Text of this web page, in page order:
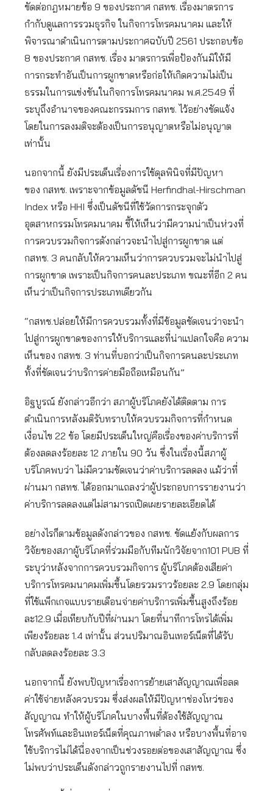
ขัดต่อกฎหมายข้อ 9 ของประกาศ กสทช. เรื่องมาตรการ
กำกับดูแลการรวมธุรกิจ ในกิจการโทรคมนาคม และให้
พิจารณาดำเนินการตามประกาศฉบับปี 2561 ประกอบข้อ
8 ของประกาศ กสทช. เรื่อง มาตรการเพื่อป้องกันมิให้มี
การกระทำอันเป็นการผูกขาดหรือก่อให้เกิดความไม่เป็น
ธรรมในการแข่งขันในกิจการโทรคมนาคม พ.ศ.2549 ที่
ระบุถึงอำนาจของคณะกรรมการ กสทช. ไว้อย่างชัดแจ้ง
โดยในการลงมติจะต้องเป็นการอนุญาตหรือไม่อนุญาต
เท่านั้น
นอกจากนี้ ยังมีประเด็นเรื่องการใช้ดุลพินิจที่มีปัญหา
ของ กสทช. เพราะจากข้อมูลดัชนี Herfindhal-Hirschman
Index หรือ HHI ซึ่งเป็นดัชนีที่ใช้วัดการกระจุกตัว
อุตสาหกรรมโทรคมนาคม ชี้ให้เห็นว่ามีความน่าเป็นห่วงที่
การควบรวมกิจการดังกล่าวจะนำไปสู่การผูกขาด แต่
กสทช. 3 คนกลับให้ความเห็นว่าการควบรวมจะไม่นำไปสู่
การผูกขาด เพราะเป็นกิจการคนละประเภท ขณะที่อีก 2 คน
เห็นว่าเป็นกิจการประเภทเดียวกัน
“กสทช.ปล่อยให้มีการควบรวมทั้งที่มีข้อมูลชัดเจนว่าจะนำ
ไปสู่การผูกขาดของการให้บริการและที่น่าแปลกใจคือ ความ
เห็นของ กสทช. 3 ท่านที่บอกว่าเป็นกิจการคนละประเภท
ทั้งที่ชัดเจนว่าบริการค่ายมือถือเหมือนกัน”
อิฐบูรณ์ ยังกล่าวอีกว่า สภาผู้บริโภคยังได้ติดตาม การ
ดำเนินการหลังมติรับทราบให้ควบรวมกิจการที่กำหนด
เงื่อนไข 22 ข้อ โดยมีประเด็นใหญ่คือเรื่องของค่าบริการที่
ต้องลดลงร้อยละ 12 ภายใน 90 วัน ซึ่งในเรื่องนี้สภาผู้
บริโภคพบว่า ไม่มีความชัดเจนว่าค่าบริการลดลง แม้ว่าที่
ผ่านมา กสทช. ได้ออกมาแถลงว่าผู้ประกอบการรายงานว่า
ค่าบริการลดลงแต่ไม่สามารถเปิดเผยรายละเอียดได้
อย่างไรก็ตามข้อมูลดังกล่าวของ กสทช. ขัดแย้งกับผลการ
วิจัยของสภาผู้บริโภคที่ร่วมมือกับทีมนักวิจัยจาก101 PUB ที่
ระบุว่าหลังจากการควบรวมกิจการ ผู้บริโภคต้องเสียค่า
บริการโทรคมนาคมเพิ่มขึ้นโดยรวมราวร้อยละ 2.9 โดยกลุ่ม
ที่ใช้แพ็กเกจแบบรายเดือนจ่ายค่าบริการเพิ่มขึ้นสูงถึงร้อย
ละ12.9 เมื่อเทียบกับปีที่ผ่านมา โดยที่นาทีการโทรได้เพิ่ม
เพียงร้อยละ 1.4 เท่านั้น ส่วนปริมาณอินเทอร์เน็ตที่ได้รับ
กลับลดลงร้อยละ 3.3
นอกจากนี้ ยังพบปัญหาเรื่องการย้ายเสาสัญญาณเพื่อลด
ค่าใช้จ่ายหลังควบรวม ซึ่งส่งผลให้มีปัญหาช่องโหว่ของ
สัญญาณ ทำให้ผู้บริโภคในบางพื้นที่ต้องใช้สัญญาณ
โทรศัพท์และอินเทอร์เน็ตที่คุณภาพต่ำลง หรือบางพื้นที่อาจ
ใช้บริการไม่ได้นื่องจากเป็นช่วงรอยต่อของเสาสัญญาณ ซึ่ง
ไม่พบว่าประเด็นดังกล่าวถูกรายงานไปที่ กสทช.